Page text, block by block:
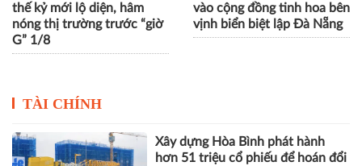
thế kỷ mới lộ diện, hâm
nóng thị trường trước “giờ
G” 1/8
vào cộng đồng tinh hoa bên
vịnh biển biệt lập Đà Nẵng
TÀI CHÍNH
Xây dựng Hòa Bình phát hành
hơn 51 triệu cổ phiếu để hoán đổi